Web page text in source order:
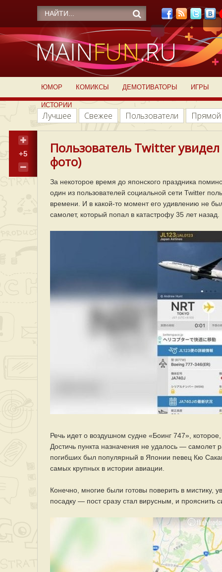
ЮМОР КОМИКСЫ ДЕМОТИВАТОРЫ ИГРЫ
ИСТОРИИ
Лучшее Свежее Пользователи
+5
Пользователь Twitter
фото)
За некоторое время до японского праздника
один из пользователей социальной сети Twitter
времени. И в какой-то момент его удивлению не
самолет, который попал в катастрофу 35 лет назад.
Речь идет о воздушном судне «Боинг 747»,
Достичь пункта назначения не удалось — самолет
погибших был популярный в Японии певец Кю
самых крупных в истории авиации.
Конечно, многие были готовы поверить в мистику,
посадку — пост сразу стал вирусным, и прояснить